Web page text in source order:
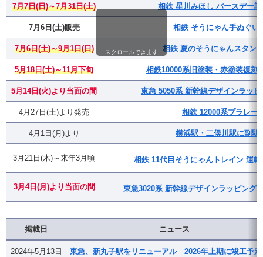
7月7日(日)～7月31日(土) 相鉄 星川みほし バースデー
7月6日(土)販売 相鉄 そうにゃん手ぬぐい
7月6日(土)～9月1日(日) 相鉄 夏のそうにゃんスタン
5月18日(土)～11月下旬 相鉄10000系旧塗装・赤塗装復刻
5月14日(火)より当面の間 東急 5050系 新幹線デザインラッ
4月27日(土)より発売 相鉄 12000系プラレー
4月1日(月)より 横浜駅・二俣川駅に副駅
3月21日(木)～来年3月頃 相鉄 11代目そうにゃんトレイン 運転
3月4日(月)より 当面の間 東急3020系 新幹線デザインラッピング
スクロールできます
掲載日 ニュース
2024年5月13日 東急、新丸子駅をリニューアル 2026年上期に竣工予定